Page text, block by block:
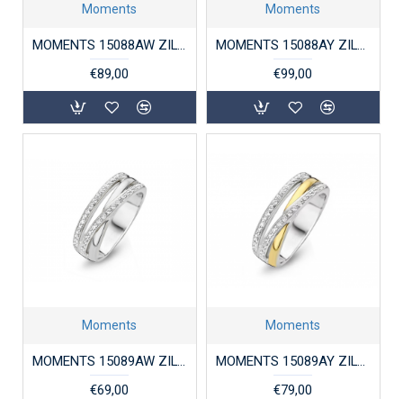
Moments
MOMENTS 15088AW ZILVEREN RING GERHODINEERD ZIRKONIA
€89,00
Moments
MOMENTS 15088AY ZILVER VERGULDE RING BICOLOR ZIRKONIA
€99,00
Moments
MOMENTS 15089AW ZILVEREN RING ZIRKONIA
€69,00
Moments
MOMENTS 15089AY ZILVEREN RING VERGULD BICOLOR ZIRKONIA
€79,00